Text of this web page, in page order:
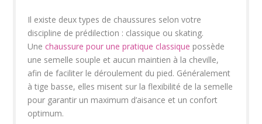
Il existe deux types de chaussures selon votre
discipline de prédilection : classique ou skating.
Unechaussure pour une pratique classique possède
une semelle souple et aucun maintien à la cheville,
afin de faciliter le déroulement du pied. Généralement
à tige basse, elles misent sur la flexibilité de la semelle
pour garantir un maximum d’aisance et un confort
optimum.